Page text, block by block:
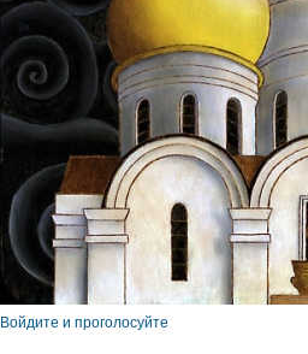
Войдите и проголосуйте